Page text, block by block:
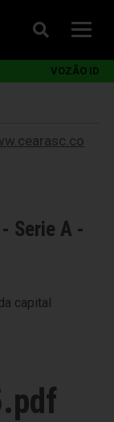
VOZÃO ID
Serie A -
capital